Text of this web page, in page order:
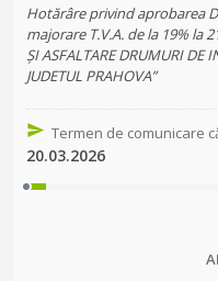
Hotărâre privind aprobarea
majorare T.V.A. de la 19% la
ȘI ASFALTARE DRUMURI DE
JUDETUL PRAHOVA”
Termen de comunicare
20.03.2026